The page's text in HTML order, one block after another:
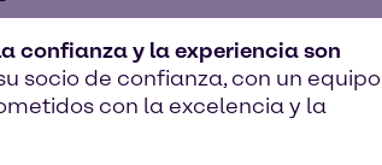
confianza y la experiencia son
socio de confianza, con un equipo
con la excelencia y la